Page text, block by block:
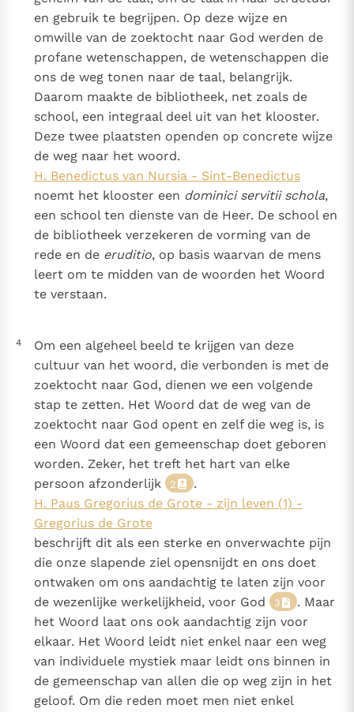
en gebruik te begrijpen. Op deze wijze en
omwille van de zoektocht naar God werden de
profane wetenschappen, de wetenschappen die
ons de weg tonen naar de taal, belangrijk.
Daarom maakte de bibliotheek, net zoals de
school, een integraal deel uit van het klooster.
Deze twee plaatsten openden op concrete wijze
de weg naar het woord.
H. Benedictus van Nursia - Sint-Benedictus
noemt het klooster een dominici servitii schola,
een school ten dienste van de Heer. De school en
de bibliotheek verzekeren de vorming van de
rede en de eruditio, op basis waarvan de mens
leert om te midden van de woorden het Woord
te verstaan.
4
Om een algeheel beeld te krijgen van deze
cultuur van het woord, die verbonden is met de
zoektocht naar God, dienen we een volgende
stap te zetten. Het Woord dat de weg van de
zoektocht naar God opent en zelf die weg is, is
een Woord dat een gemeenschap doet geboren
worden. Zeker, het treft het hart van elke
persoon afzonderlijk
2
.
H. Paus Gregorius de Grote - zijn leven (1) -
Gregorius de Grote
beschrijft dit als een sterke en onverwachte pijn
die onze slapende ziel opensnijdt en ons doet
ontwaken om ons aandachtig te laten zijn voor
de wezenlijke werkelijkheid, voor God
3
. Maar
het Woord laat ons ook aandachtig zijn voor
elkaar. Het Woord leidt niet enkel naar een weg
van individuele mystiek maar leidt ons binnen in
de gemeenschap van allen die op weg zijn in het
geloof. Om die reden moet men niet enkel